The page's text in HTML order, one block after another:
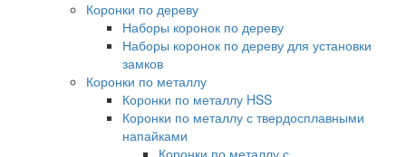
Коронки по дереву
Наборы коронок по дереву
Наборы коронок по дереву для установки
замков
Коронки по металлу
Коронки по металлу HSS
Коронки по металлу с твердосплавными
напайками
Коронки по металлу с